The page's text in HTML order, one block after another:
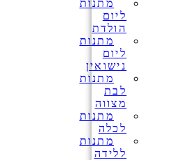
מתנות
ליום
הולדת
מתנות
ליום
נישואין
מתנות
לבת
מצווה
מתנות
לכלה
מתנות
ללידה